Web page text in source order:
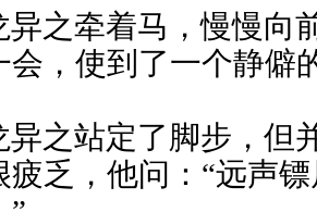
之牵着马，慢慢向
会，使到了一个静僻
之站定了脚步，但
疲乏，他问：“远声